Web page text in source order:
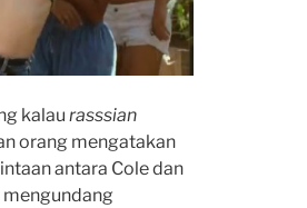
kalau rasssian
orang mengatakan
antara Cole dan